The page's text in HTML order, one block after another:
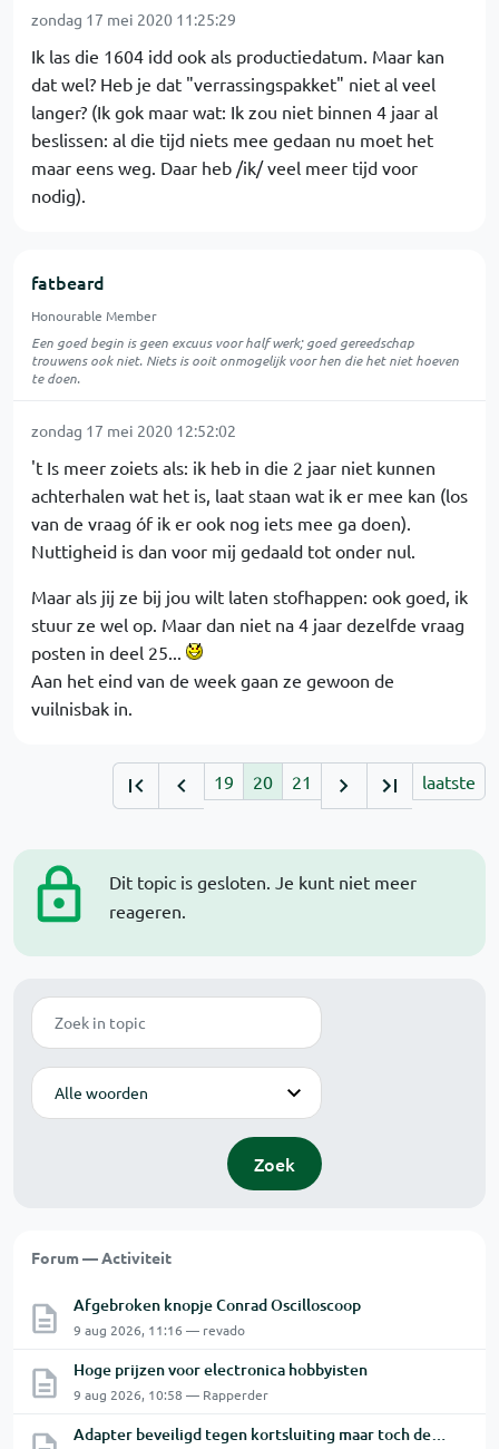
Dit topic is gesloten. Je kunt niet meer
reageren.
Zoek
Modus
Zoek
Forum — Activiteit
Afgebroken knopje Conrad Oscilloscoop
9 aug 2026, 11:16 — revado
Hoge prijzen voor electronica hobbyisten
9 aug 2026, 10:58 — Rapperder
Adapter beveiligd tegen kortsluiting maar toch defect?
zondag 17 mei 2020 11:25:29
Ik las die 1604 idd ook als productiedatum. Maar kan
dat wel? Heb je dat "verrassingspakket" niet al veel
langer? (Ik gok maar wat: Ik zou niet binnen 4 jaar al
beslissen: al die tijd niets mee gedaan nu moet het
maar eens weg. Daar heb /ik/ veel meer tijd voor
nodig).
fatbeard
Honourable Member
Een goed begin is geen excuus voor half werk; goed gereedschap
trouwens ook niet. Niets is ooit onmogelijk voor hen die het niet hoeven
te doen.
zondag 17 mei 2020 12:52:02
't Is meer zoiets als: ik heb in die 2 jaar niet kunnen
achterhalen wat het is, laat staan wat ik er mee kan (los
van de vraag óf ik er ook nog iets mee ga doen).
Nuttigheid is dan voor mij gedaald tot onder nul.
Maar als jij ze bij jou wilt laten stofhappen: ook goed, ik
stuur ze wel op. Maar dan niet na 4 jaar dezelfde vraag
posten in deel 25...
Aan het eind van de week gaan ze gewoon de
vuilnisbak in.
19 20 21 laatste